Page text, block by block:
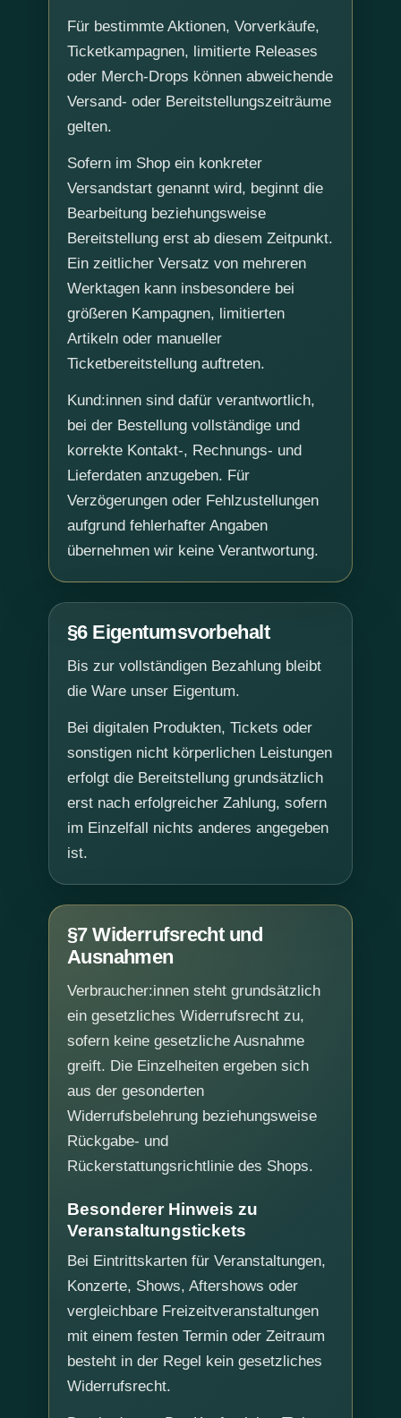
Für bestimmte Aktionen, Vorverkäufe,
Ticketkampagnen, limitierte Releases
oder Merch-Drops können abweichende
Versand- oder Bereitstellungszeiträume
gelten.
Sofern im Shop ein konkreter
Versandstart genannt wird, beginnt die
Bearbeitung beziehungsweise
Bereitstellung erst ab diesem Zeitpunkt.
Ein zeitlicher Versatz von mehreren
Werktagen kann insbesondere bei
größeren Kampagnen, limitierten
Artikeln oder manueller
Ticketbereitstellung auftreten.
Kund:innen sind dafür verantwortlich,
bei der Bestellung vollständige und
korrekte Kontakt-, Rechnungs- und
Lieferdaten anzugeben. Für
Verzögerungen oder Fehlzustellungen
aufgrund fehlerhafter Angaben
übernehmen wir keine Verantwortung.
§6 Eigentumsvorbehalt
Bis zur vollständigen Bezahlung bleibt
die Ware unser Eigentum.
Bei digitalen Produkten, Tickets oder
sonstigen nicht körperlichen Leistungen
erfolgt die Bereitstellung grundsätzlich
erst nach erfolgreicher Zahlung, sofern
im Einzelfall nichts anderes angegeben
ist.
§7 Widerrufsrecht und
Ausnahmen
Verbraucher:innen steht grundsätzlich
ein gesetzliches Widerrufsrecht zu,
sofern keine gesetzliche Ausnahme
greift. Die Einzelheiten ergeben sich
aus der gesonderten
Widerrufsbelehrung beziehungsweise
Rückgabe- und
Rückerstattungsrichtlinie des Shops.
Besonderer Hinweis zu
Veranstaltungstickets
Bei Eintrittskarten für Veranstaltungen,
Konzerte, Shows, Aftershows oder
vergleichbare Freizeitveranstaltungen
mit einem festen Termin oder Zeitraum
besteht in der Regel kein gesetzliches
Widerrufsrecht.